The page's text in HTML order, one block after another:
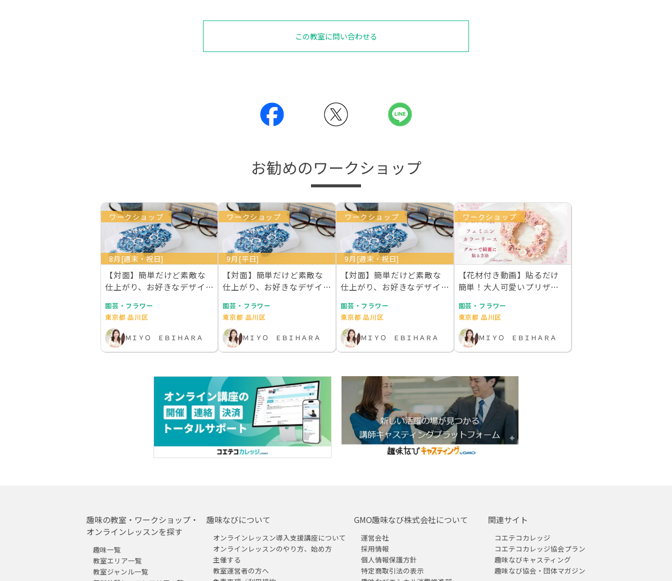
この教室に問い合わせる
お勧めのワークショップ
ワークショップ
8月[週末・祝日]
【対面】簡単だけど素敵な
仕上がり、お好きなデザイン
園芸・フラワー
東京都 品川区
ＭＩＹＯ ＥＢＩＨＡＲＡ
ワークショップ
9月[平日]
【対面】簡単だけど素敵な
仕上がり、お好きなデザイン
園芸・フラワー
東京都 品川区
ＭＩＹＯ ＥＢＩＨＡＲＡ
ワークショップ
9月[週末・祝日]
【対面】簡単だけど素敵な
仕上がり、お好きなデザイン
園芸・フラワー
東京都 品川区
ＭＩＹＯ ＥＢＩＨＡＲＡ
ワークショップ
【花材付き動画】貼るだけ
簡単！大人可愛いプリザー
園芸・フラワー
東京都 品川区
ＭＩＹＯ ＥＢＩＨＡＲＡ
趣味の教室・ワークショップ・
オンラインレッスンを探す
趣味一覧
教室エリア一覧
教室ジャンル一覧
趣味なびについて
オンラインレッスン導入支援講座について
オンラインレッスンのやり方、始め方
主催する
教室運営者の方へ
GMO趣味なび株式会社について
運営会社
採用情報
個人情報保護方針
特定商取引法の表示
関連サイト
コエテコカレッジ
コエテコカレッジ協会プラン
趣味なびキャスティング
趣味なび協会・団体マガジン